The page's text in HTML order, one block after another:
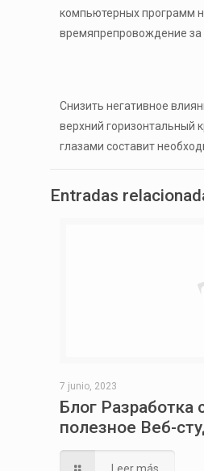
компьютерных программ
времяпрепровождение за
Снизить негативное
верхний горизонтальный
глазами составит
Entradas
7 junio, 2023
Блог Разработка
полезное Веб-